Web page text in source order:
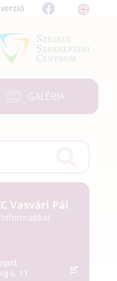
GALÉRIA
Vasvári Pál
Informatikai
u. 11.